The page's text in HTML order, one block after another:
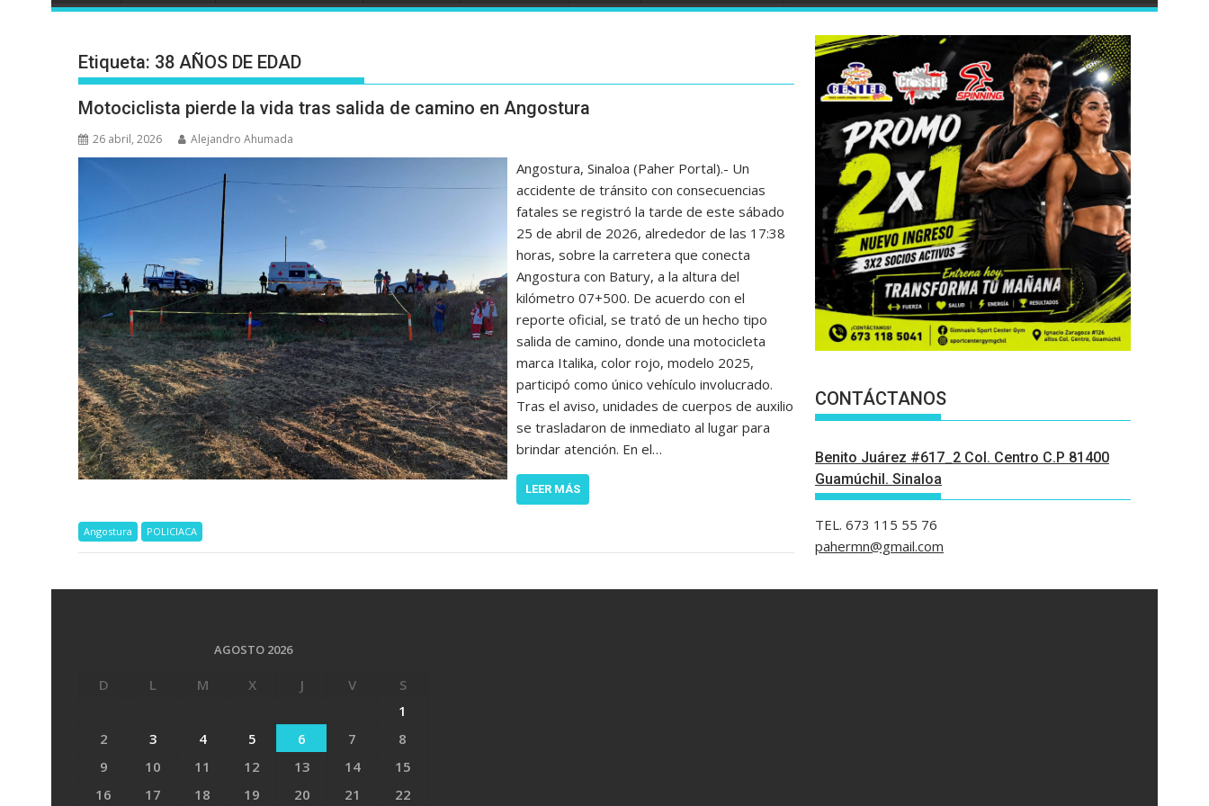
Etiqueta: 38 AÑOS DE EDAD
Motociclista pierde la vida tras salida de camino en Angostura
26 abril, 2026 Alejandro Ahumada
Angostura, Sinaloa (Paher Portal).- Un
accidente de tránsito con consecuencias
fatales se registró la tarde de este sábado
25 de abril de 2026, alrededor de las 17:38
horas, sobre la carretera que conecta
Angostura con Batury, a la altura del
kilómetro 07+500. De acuerdo con el
reporte oficial, se trató de un hecho tipo
salida de camino, donde una motocicleta
marca Italika, color rojo, modelo 2025,
participó como único vehículo involucrado.
Tras el aviso, unidades de cuerpos de auxilio
se trasladaron de inmediato al lugar para
brindar atención. En el…
LEER MÁS
Angostura POLICIACA
CONTÁCTANOS
Benito Juárez #617_2 Col. Centro C.P 81400
Guamúchil. Sinaloa
TEL. 673 115 55 76
pahermn@gmail.com
AGOSTO 2026
D L M X J V
S
1
2
3 4 5 6 7
8
9
10 11 12 13 14
15
16
17 18 19 20 21 22